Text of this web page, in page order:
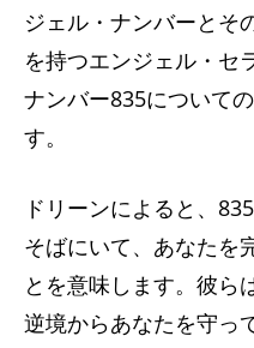
ジェル・ナンバーとそ
を持つエンジェル・セ
ナンバー835について
す。
ドリーンによると、
そばにいて、あなたを
とを意味します。彼ら
逆境からあなたを守っ